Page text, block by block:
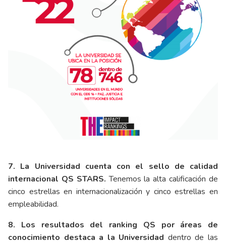
7. La Universidad cuenta con el sello de calidad
internacional QS STARS.Tenemos la alta calificación de
cinco estrellas en internacionalización y cinco estrellas en
empleabilidad.
8. Los resultados del ranking QS por áreas de
conocimiento destaca a la Universidad dentro de las